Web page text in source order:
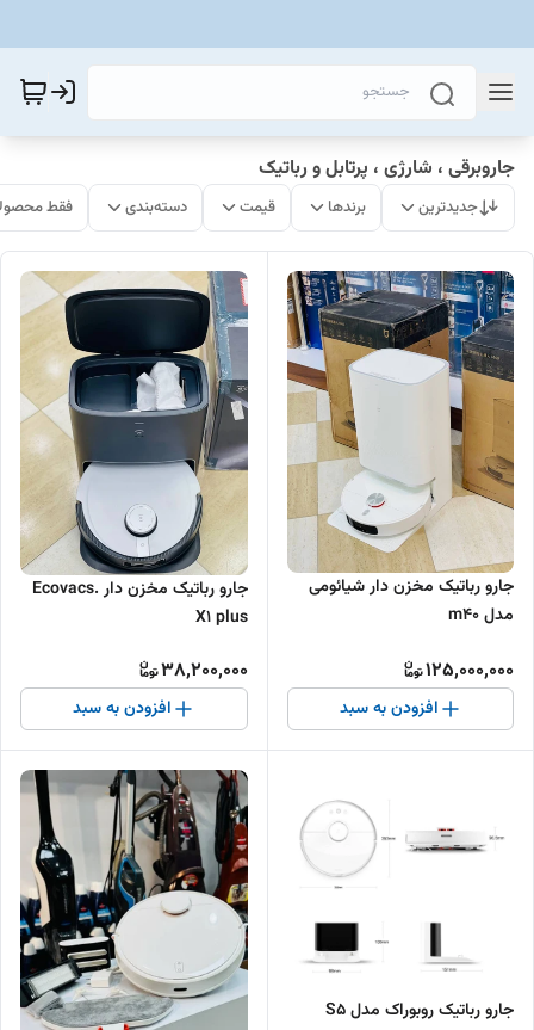
جاروبرقی ، شارژی ، پرتابل و رباتیک
جدیدترین برندها قیمت دسته‌بندی فقط
جارو رباتیک مخزن دار شیائومی
مدل m40
125,000,000
افزودن به سبد
جارو رباتیک مخزن دار Ecovacs.
X1 plus
38,200,000
افزودن به سبد
جارو رباتیک روبوراک مدل S5